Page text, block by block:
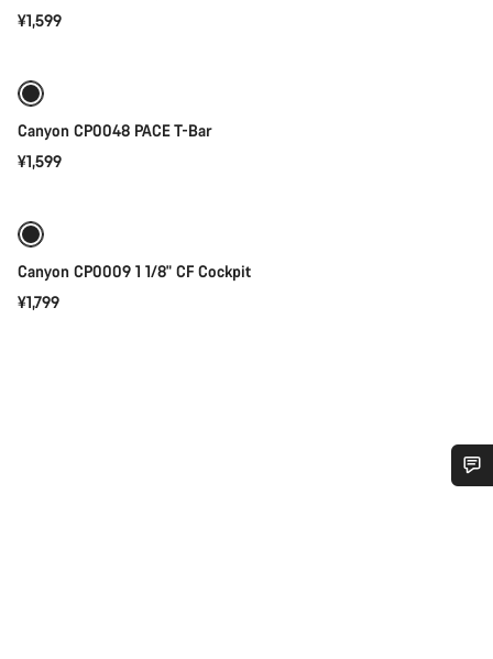
¥1,599
Canyon CP0048 PACE T-Bar
¥1,599
Canyon CP0009 1 1/8" CF Cockpit
¥1,799